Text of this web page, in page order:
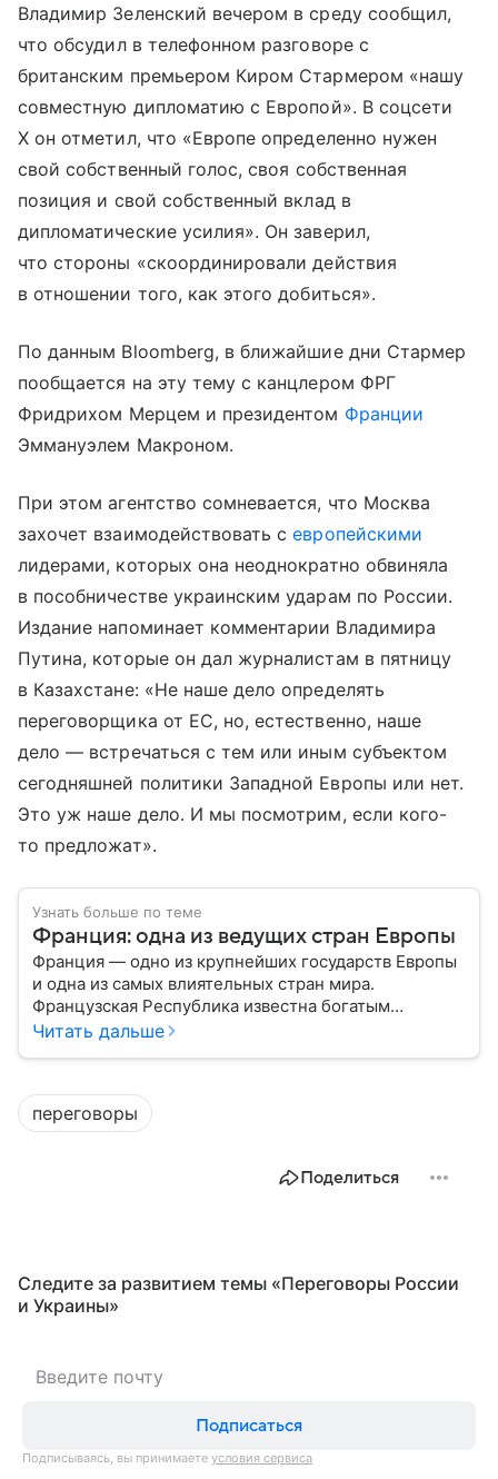
Владимир Зеленский вечером всредусообщил,
что обсудил втелефонном разговоре с
британским премьером Киром Стармером «нашу
совместную дипломатию с Европой». В соцсети
Х он отметил, что «Европе определенно нужен
свой собственный голос, своя собственная
позиция и свой собственный вклад в
дипломатические усилия». Он заверил,
что стороны «скоординировали действия
вотношении того, как этогодобиться».
По данным Bloomberg, в ближайшие дни Стармер
пообщается на эту тему с канцлером ФРГ
Фридрихом Мерцем и президентом Франции
Эммануэлем Макроном.
При этом агентство сомневается, что Москва
захочет взаимодействовать с европейскими
лидерами, которых она неоднократно обвиняла
в пособничестве украинским ударам по России.
Издание напоминает комментарии Владимира
Путина, которые он дал журналистам в пятницу
в Казахстане: «Не наше дело определять
переговорщика от ЕС, но, естественно, наше
дело — встречаться с тем или иным субъектом
сегодняшней политики Западной Европы или нет.
Это уж наше дело. И мы посмотрим, если кого-
то предложат».
Узнать больше по теме
Франция: одна из ведущих стран Европы
Франция — одно из крупнейших государств Европы
и одна из самых влиятельных стран мира.
Французская Республика известна богатым
культурным наследием, развитой экономикой,
главное о ней.
Читать дальше
переговоры
Поделиться
Следите за развитием темы «Переговоры России
и Украины⁠»
Подписаться
Подписываясь, вы принимаете условия сервиса